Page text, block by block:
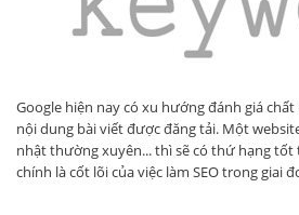
Google hiện nay có xu hướng đánh giá
nội dung bài viết được đăng tải. Một
nhật thường xuyên... thì sẽ có thứ hạng tốt
chính là cốt lõi của việc làm SEO trong giai